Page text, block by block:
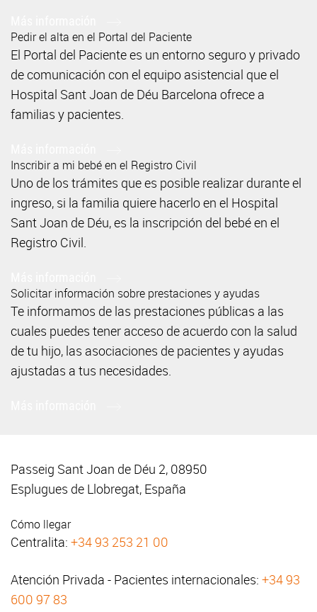
Pedir el alta en el Portal del Paciente
El Portal del Paciente es un entorno seguro y privado
de comunicación con el equipo asistencial que el
Hospital Sant Joan de Déu Barcelona ofrece a
familias y pacientes.
Inscribir a mi bebé en el Registro Civil
Uno de los trámites que es posible realizar durante el
ingreso, si la familia quiere hacerlo en el Hospital
Sant Joan de Déu, es la inscripción del bebé en el
Registro Civil.
Solicitar información sobre prestaciones y ayudas
Te informamos de las prestaciones públicas a las
cuales puedes tener acceso de acuerdo con la salud
de tu hijo, las asociaciones de pacientes y ayudas
ajustadas a tus necesidades.
Passeig Sant Joan de Déu 2, 08950
Esplugues de Llobregat, España
Cómo llegar
Centralita: +34 93 253 21 00
Atención Privada - Pacientes internacionales: +34 93
600 97 83